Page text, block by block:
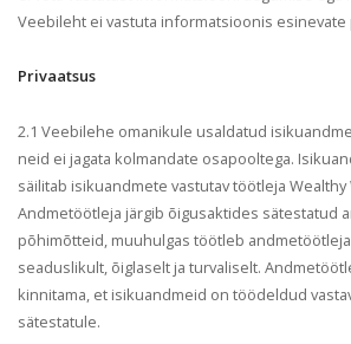
Veebileht ei vastuta informatsioonis
Privaatsus
2.1 Veebilehe omanikule usaldatud
neid ei jagata kolmandate osapooltega.
säilitab isikuandmete vastutav töötleja Wealthy
Andmetöötleja järgib õigusaktides sätestatud
põhimõtteid, muuhulgas töötleb
seaduslikult, õiglaselt ja turvaliselt.
kinnitama, et isikuandmeid on töödeldud
sätestatule.